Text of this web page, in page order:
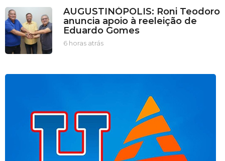
r
á
s
r
a
s
a
AUGUSTINÓPOLIS: Roni Teodoro
anuncia apoio à reeleição de
Eduardo Gomes
6 horas atrás6
t
á